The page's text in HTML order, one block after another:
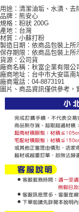
ATM／網路銀行／等多
※ 請注意：結帳手續完成
購買商品的店家。未經商
後付繳納相關費用。
※ 交易是否成功請以「
是否繳費成功／繳費後需
客戶支援中心」https://
【注意事項】
１．透過由恩沛科技股份
易，需依本服務之必要
權轉讓予恩沛科技股份有
２．關於個人資料處理事
https://aftee.tw/terms/
３．未成年的使用者請
「AFTEE先享後付」，
任。
４．使用「AFTEE先享
請求用戶進行身份認證。
５．嚴禁一人註冊多個
恩沛科技股份有限公司
7-11取貨付款
每筆NT$60，滿
付款後7-11取貨
每筆NT$60，滿
宅配
每筆NT$120，滿
用途：清潔油垢、水漬、去
品牌：熊安心
規格：粉狀 200G
產地：台灣
材質：小蘇打粉
製造日期：依商品包裝上所
保存期限：依商品包裝上所
貨源：公司貨
廠商名稱：秋富企業有限公
廠商地址：台中市大安區南
廠商電話：04-8873191
圖片、商品資訊僅供參考，